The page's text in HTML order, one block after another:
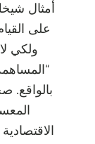
أمثال
على
ولكي
بالواقع.